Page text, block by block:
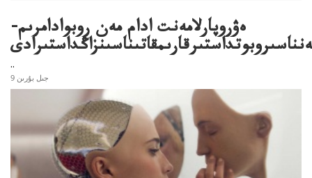
ەۋروپارلامەنت ادام مەن روبوادامرىم-
..
9 جىل بۇرىن